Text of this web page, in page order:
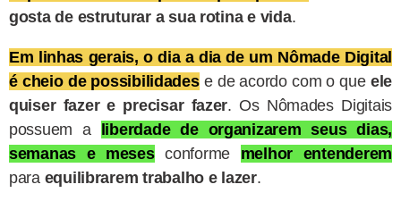
gosta de estruturar a sua rotina e vida.
Em linhas gerais, o dia a dia de um Nômade Digital
é cheio de possibilidadese de acordo com o que ele
quiser fazer e precisar fazer. Os Nômades Digitais
possuem a
liberdade de organizarem seus dias,
semanas e meses conforme melhor entenderem
para equilibrarem trabalho e lazer.